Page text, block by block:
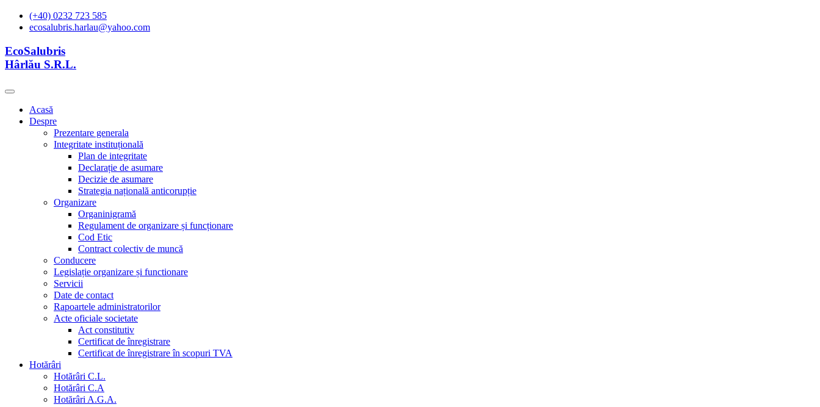
(+40) 0232 723 585
ecosalubris.harlau@yahoo.com
EcoSalubris
Hârlău S.R.L.
Acasă
Despre
Prezentare generala
Integritate instituțională
Plan de integritate
Declarație de asumare
Decizie de asumare
Strategia națională anticorupție
Organizare
Organinigramă
Regulament de organizare și funcționare
Cod Etic
Contract colectiv de muncă
Conducere
Legislație organizare și functionare
Servicii
Date de contact
Rapoartele administratorilor
Acte oficiale societate
Act constitutiv
Certificat de înregistrare
Certificat de înregistrare în scopuri TVA
Hotărâri
Hotărâri C.L.
Hotărâri C.A
Hotărâri A.G.A.